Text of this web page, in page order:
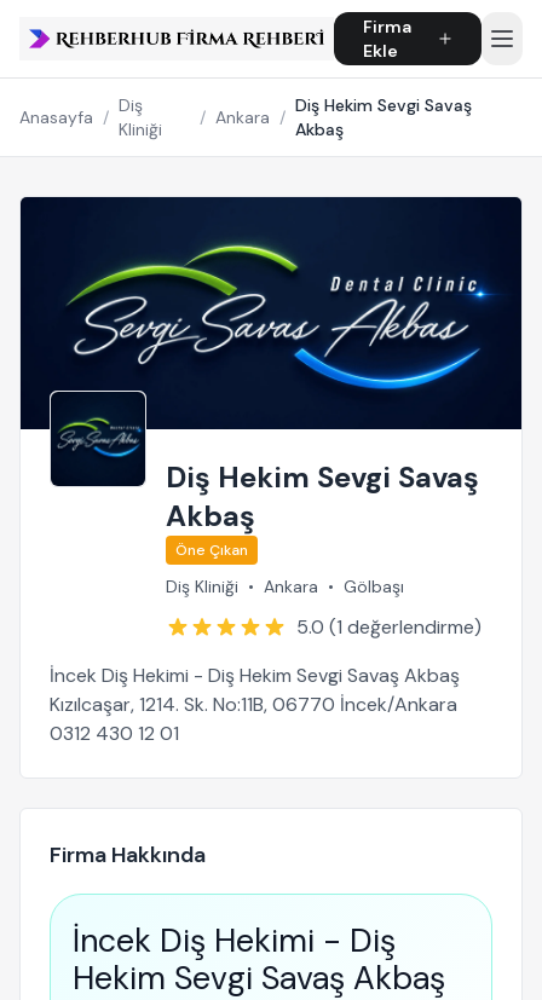
Firma
Ekle
Anasayfa /
Diş
Kliniği
/ Ankara /
Diş Hekim Sevgi Savaş
Akbaş
Diş Hekim Sevgi Savaş
Akbaş
Öne Çıkan
Diş Kliniği • Ankara • Gölbaşı
5.0 (1 değerlendirme)
İncek Diş Hekimi - Diş Hekim Sevgi Savaş Akbaş
Kızılcaşar, 1214. Sk. No:11B, 06770 İncek/Ankara
0312 430 12 01
Firma Hakkında
İncek Diş Hekimi - Diş
Hekim Sevgi Savaş Akbaş